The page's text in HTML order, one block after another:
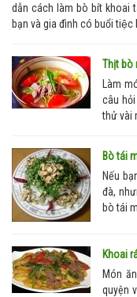
dẫn cách làm bò bít khoai
bạn và gia đình có buổi tiệc
Thịt bò
Làm
câu
thử vài
Bò tái
Nếu
đà,
bò tái
Khoai
Món
quyện